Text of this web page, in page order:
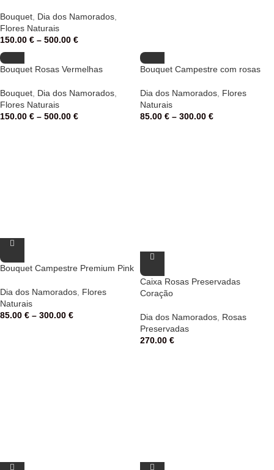
Bouquet Dia dos Namorados
Flores Naturais
150.00 € – 500.00 €
Bouquet Rosas Vermelhas
Bouquet Dia dos Namorados
Flores Naturais
150.00 € – 500.00 €
Bouquet Campestre com rosas
Dia dos Namorados Flores
Naturais
85.00 € – 300.00 €
Bouquet Campestre Premium Pink
Dia dos Namorados Flores
Naturais
85.00 € – 300.00 €
Caixa Rosas Preservadas
Coração
Dia dos Namorados Rosas
Preservadas
270.00 €